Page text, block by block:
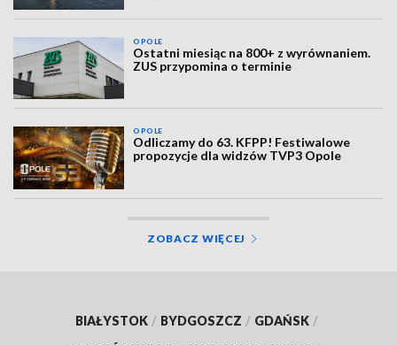
OPOLE
Ostatni miesiąc na 800+ z wyrównaniem.
ZUS przypomina o terminie
OPOLE
Odliczamy do 63. KFPP! Festiwalowe
propozycje dla widzów TVP3 Opole
ZOBACZ WIĘCEJ
BIAŁYSTOK / BYDGOSZCZ / GDAŃSK /